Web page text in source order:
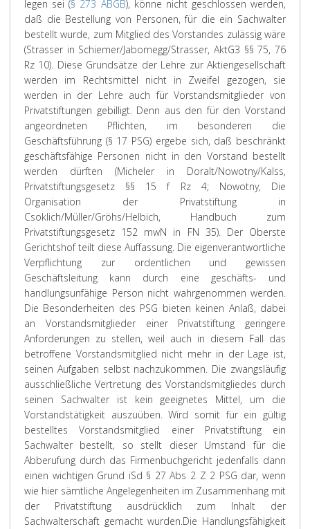
legen sei (§ 273 ABGB), könne nicht geschlossen werden,
daß die Bestellung von Personen, für die ein Sachwalter
bestellt wurde, zum Mitglied des Vorstandes zulässig wäre
(Strasser in Schiemer/Jabornegg/Strasser, AktG3 §§ 75, 76
Rz 10). Diese Grundsätze der Lehre zur Aktiengesellschaft
werden im Rechtsmittel nicht in Zweifel gezogen, sie
werden in der Lehre auch für Vorstandsmitglieder von
Privatstiftungen gebilligt. Denn aus den für den Vorstand
angeordneten Pflichten, im besonderen die
Geschäftsführung (§ 17 PSG) ergebe sich, daß beschränkt
geschäftsfähige Personen nicht in den Vorstand bestellt
werden dürften (Micheler in Doralt/Nowotny/Kalss,
Privatstiftungsgesetz §§ 15 f Rz 4; Nowotny, Die
Organisation der Privatstiftung in
Csoklich/Müller/Gröhs/Helbich, Handbuch zum
Privatstiftungsgesetz 152 mwN in FN 35). Der Oberste
Gerichtshof teilt diese Auffassung. Die eigenverantwortliche
Verpflichtung zur ordentlichen und gewissen
Geschäftsleitung kann durch eine geschäfts- und
handlungsunfähige Person nicht wahrgenommen werden.
Die Besonderheiten des PSG bieten keinen Anlaß, dabei
an Vorstandsmitglieder einer Privatstiftung geringere
Anforderungen zu stellen, weil auch in diesem Fall das
betroffene Vorstandsmitglied nicht mehr in der Lage ist,
seinen Aufgaben selbst nachzukommen. Die zwangsläufig
ausschließliche Vertretung des Vorstandsmitgliedes durch
seinen Sachwalter ist kein geeignetes Mittel, um die
Vorstandstätigkeit auszuüben. Wird somit für ein gültig
bestelltes Vorstandsmitglied einer Privatstiftung ein
Sachwalter bestellt, so stellt dieser Umstand für die
Abberufung durch das Firmenbuchgericht jedenfalls dann
einen wichtigen Grund iSd § 27 Abs 2 Z 2 PSG dar, wenn
wie hier sämtliche Angelegenheiten im Zusammenhang mit
der Privatstiftung ausdrücklich zum Inhalt der
Sachwalterschaft gemacht wurden.Die Handlungsfähigkeit